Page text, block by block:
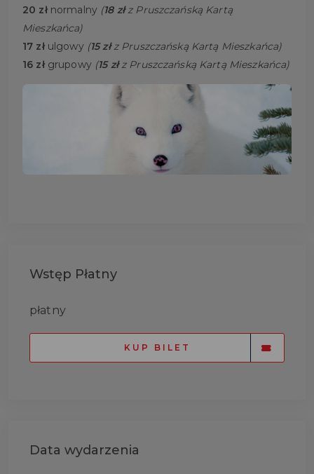
20 złnormalny (18 złz Pruszczańską Kartą
Mieszkańca)
17 zł ulgowy (15 złz Pruszczańską Kartą Mieszkańca)
16 złgrupowy (15 złz Pruszczańską Kartą Mieszkańca)
Wstęp Płatny
płatny
KUP BILET
Data wydarzenia